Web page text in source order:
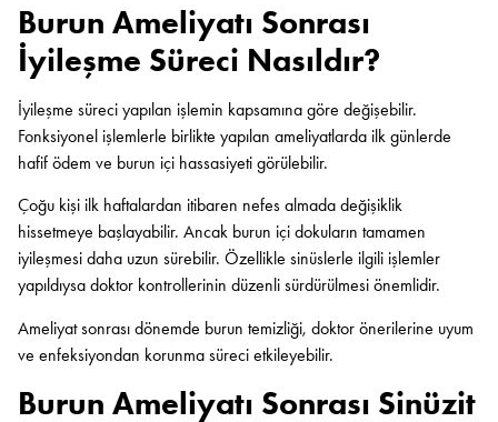
Burun Ameliyatı Sonrası
İyileşme Süreci Nasıldır?
İyileşme süreci yapılan işlemin kapsamına göre değişebilir.
Fonksiyonel işlemlerle birlikte yapılan ameliyatlarda ilk günlerde
hafif ödem ve burun içi hassasiyeti görülebilir.
Çoğu kişi ilk haftalardan itibaren nefes almada değişiklik
hissetmeye başlayabilir. Ancak burun içi dokuların tamamen
iyileşmesi daha uzun sürebilir. Özellikle sinüslerle ilgili işlemler
yapıldıysa doktor kontrollerinin düzenli sürdürülmesi önemlidir.
Ameliyat sonrası dönemde burun temizliği, doktor önerilerine uyum
ve enfeksiyondan korunma süreci etkileyebilir.
Burun Ameliyatı Sonrası Sinüzit